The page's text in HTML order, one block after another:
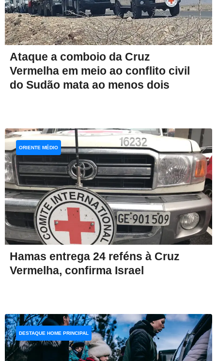
Ataque a comboio da Cruz
Vermelha em meio ao conflito civil
do Sudão mata ao menos dois
Hamas entrega 24 reféns à Cruz
Vermelha, confirma Israel
ORIENTE MÉDIO
DESTAQUE HOME PRINCIPAL